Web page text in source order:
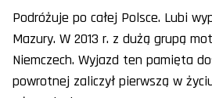
Podróżuje po całej Polsce. Lubi
Mazury. W 2013 r. z dużą grupą
Niemczech. Wyjazd ten pamięta
powrotnej zaliczył pierwszą w